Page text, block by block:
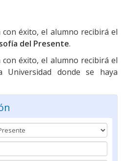
éxito, el alumno recibirá el
del Presente.
éxito, el alumno recibirá el
donde se haya